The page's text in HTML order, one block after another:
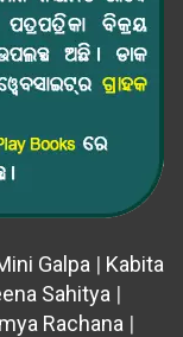
Galpa | Kabita
Sahitya |
Rachana |